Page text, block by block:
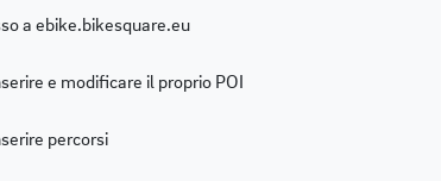
a ebike.bikesquare.eu
e modificare il proprio POI
percorsi